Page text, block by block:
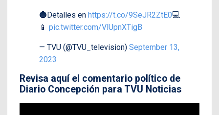
🔵Detalles en https://t.co/9SeJR2ZtE0💻
📱 pic.twitter.com/VlUpnXTigB
— TVU (@TVU_television) September 13,
2023
Revisa aquí el comentario político de
Diario Concepción para TVU Noticias